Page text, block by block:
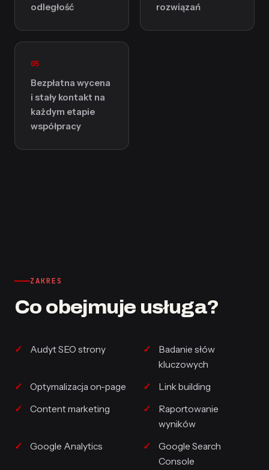
odległość
rozwiązań
05
Bezpłatna wycena
i stały kontakt na
każdym etapie
współpracy
ZAKRES
Co obejmuje usługa?
Audyt SEO strony
Badanie słów
kluczowych
Optymalizacja on-page
Link building
Content marketing
Raportowanie
wyników
Google Analytics
Google Search
Console